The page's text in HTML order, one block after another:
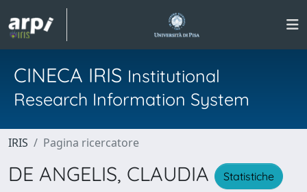
CINECA IRIS Institutional
Research Information System
IRIS Pagina ricercatore
DE ANGELIS, CLAUDIA Statistiche